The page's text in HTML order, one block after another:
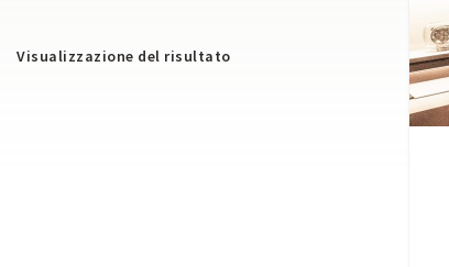
Visualizzazione del risultato